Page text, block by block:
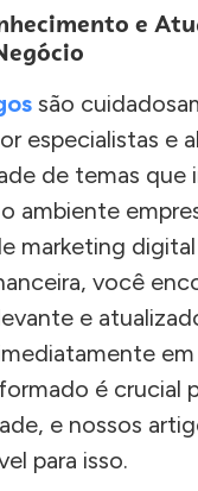
e
são
especialistas e
de temas que
ambiente
marketing
você
e
em
é crucial
e nossos
para isso.